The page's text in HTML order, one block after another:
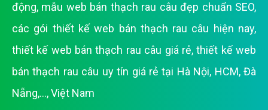
động, mẫu web bán thạch rau câu đẹp chuẩn SEO,
các gói thiết kế web bán thạch rau câu hiện nay,
thiết kế web bán thạch rau câu giá rẻ,thiết kế web
bán thạch rau câu uy tín giá rẻ tại Hà Nội, HCM, Đà
Nẵng,..., Việt Nam